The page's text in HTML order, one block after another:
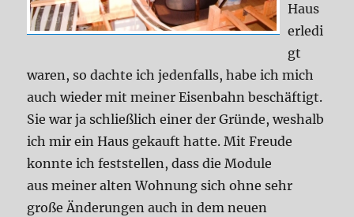
Haus
erledi
gt
waren, so dachte ich jedenfalls, habe ich mich
auch wieder mit meiner Eisenbahn beschäftigt.
Sie war ja schließlich einer der Gründe, weshalb
ich mir ein Haus gekauft hatte. Mit Freude
konnte ich feststellen, dass die Module
aus meiner alten Wohnung sich ohne sehr
große Änderungen auch in dem neuen